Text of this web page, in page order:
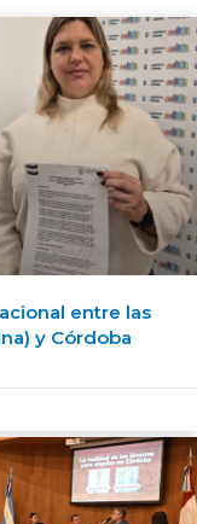
entre las
y Córdoba